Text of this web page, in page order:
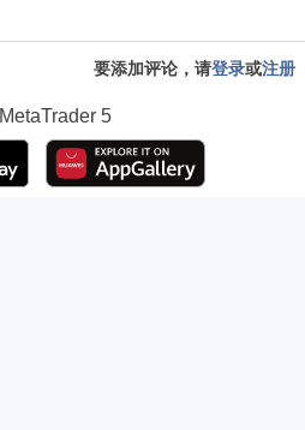
要添加评论，请登录或注册
MetaTrader 5